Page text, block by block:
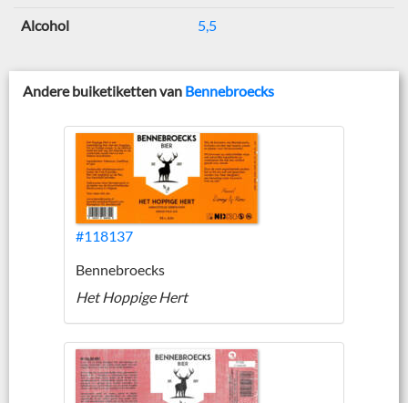
Alcohol 5,5
Andere buiketiketten van Bennebroecks
#118137
Bennebroecks
Het Hoppige Hert